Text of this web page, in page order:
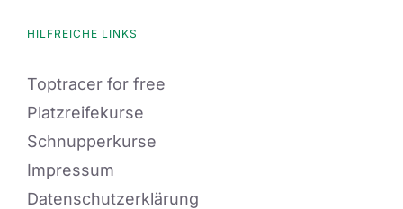
HILFREICHE LINKS
Toptracer for free
Platzreifekurse
Schnupperkurse
Impressum
Datenschutzerklärung